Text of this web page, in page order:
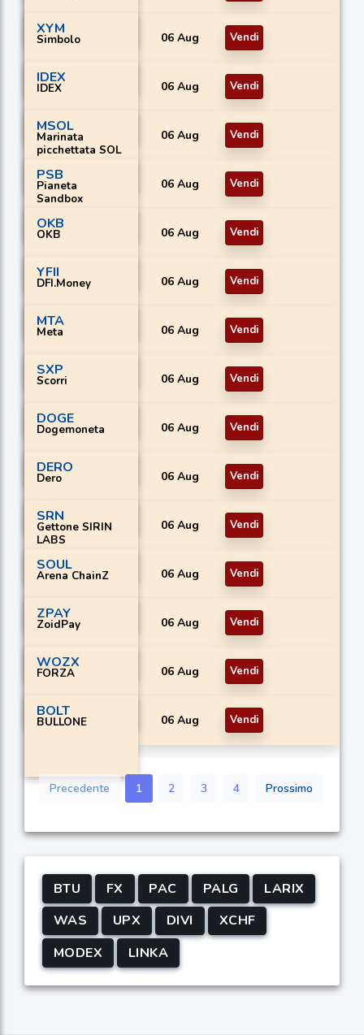
XYM
Simbolo 06 Aug Vendi
IDEX
IDEX 06 Aug Vendi
MSOL
Marinata
picchettata SOL
06 Aug Vendi
PSB
Pianeta
Sandbox
06 Aug Vendi
OKB
OKB 06 Aug Vendi
YFII
DFI.Money 06 Aug Vendi
MTA
Meta 06 Aug Vendi
SXP
Scorri 06 Aug Vendi
DOGE
Dogemoneta 06 Aug Vendi
DERO
Dero 06 Aug Vendi
SRN
Gettone SIRIN
LABS
06 Aug Vendi
SOUL
Arena ChainZ 06 Aug Vendi
ZPAY
ZoidPay 06 Aug Vendi
WOZX
FORZA 06 Aug Vendi
BOLT
BULLONE 06 Aug Vendi
Precedente 1 2 3 4 Prossimo
BTU FX PAC PALG
LARIX
WAS
UPX DIVI
XCHF
MODEX
LINKA